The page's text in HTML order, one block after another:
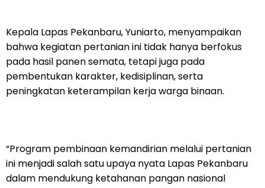
Kepala Lapas Pekanbaru, Yuniarto, menyampaikan
bahwa kegiatan pertanian ini tidak hanya berfokus
pada hasil panen semata, tetapi juga pada
pembentukan karakter, kedisiplinan, serta
peningkatan keterampilan kerja warga binaan.
“Program pembinaan kemandirian melalui pertanian
ini menjadi salah satu upaya nyata Lapas Pekanbaru
dalam mendukung ketahanan pangan nasional